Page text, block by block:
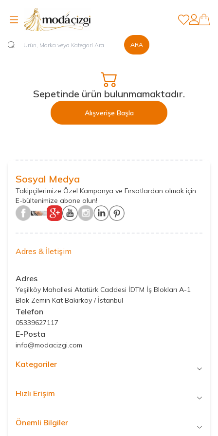
ARA
Hesabım
Favorilerim
Sepetinde ürün bulunmamaktadır.
Alışverişe Başla
Sosyal Medya
Takipçilerimize Özel Kampanya ve Fırsatlardan olmak için
E-bültenimize abone olun!
Adres & İletişim
Adres
Yeşilköy Mahallesi Atatürk Caddesi İDTM İş Blokları A-1
Blok Zemin Kat Bakırköy / İstanbul
Telefon
05339627117
E-Posta
info@modacizgi.com
Kategoriler
Hızlı Erişim
Önemli Bilgiler